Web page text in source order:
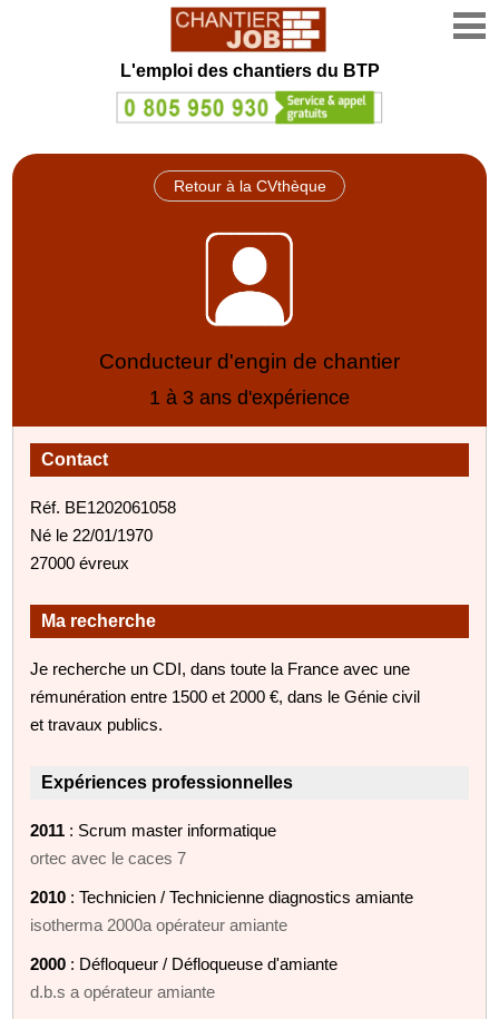
L'emploi des chantiers du BTP
Retour à la CVthèque
Conducteur d'engin de chantier
1 à 3 ans d'expérience
Contact
Réf. BE1202061058
Né le 22/01/1970
27000 évreux
Ma recherche
Je recherche un CDI, dans toute la France avec une
rémunération entre 1500 et 2000 €, dans le Génie civil
et travaux publics.
Expériences professionnelles
2011 : Scrum master informatique
ortec avec le caces 7
2010 : Technicien / Technicienne diagnostics amiante
isotherma 2000a opérateur amiante
2000 : Défloqueur / Défloqueuse d'amiante
d.b.s a opérateur amiante